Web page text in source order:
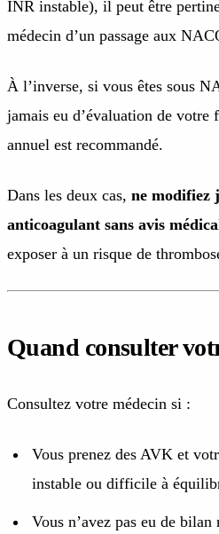
INR instable), il peut être
médecin d’un passage aux
À l’inverse, si vous êtes sous
jamais eu d’évaluation de votre
annuel est recommandé.
Dans les deux cas, ne modifiez
anticoagulant sans avis
exposer à un risque de
Quand consulter
Consultez votre médecin si :
Vous prenez des AVK et
instable ou difficile à
Vous n’avez pas eu de